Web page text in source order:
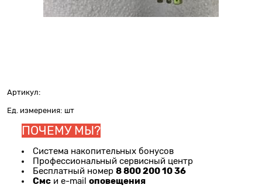
Артикул:
Ед. измерения: шт
ПОЧЕМУ МЫ?
Система накопительных бонусов
Профессиональный сервисный центр
Бесплатный номер 8 800 200 10 36
Смс и e-mail оповещения